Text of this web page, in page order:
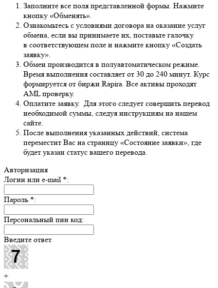
Заполните все поля представленной формы. Нажмите
кнопку «Обменять».
Ознакомьтесь с условиями договора на оказание услуг
обмена, если вы принимаете их, поставьте галочку
в соответствующем поле и нажмите кнопку «Создать
заявку».
Обмен производится в полуавтоматическом режиме.
Время выполнения составляет от 30 до 240 минут. Курс
формируется от биржи Rapira. Все активы проходят
AML проверку.
Оплатите заявку. Для этого следует совершить перевод
необходимой суммы, следуя инструкциям на нашем
сайте.
После выполнения указанных действий, система
переместит Вас на страницу «Состояние заявки», где
будет указан статус вашего перевода.
Авторизация
Логин или e-mail *:
Пароль *:
Персональный пин код:
Введите ответ
+